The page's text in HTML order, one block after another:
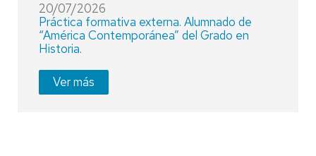
20/07/2026
Práctica formativa externa. Alumnado de
“América Contemporánea” del Grado en
Historia.
Ver más